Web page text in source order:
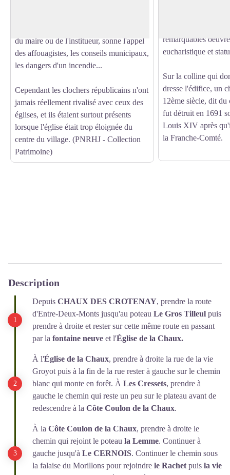
du maire ou de l'institueur, sonne l'appel
des affouagistes, les conseils municipaux,
les dangers d'un incendie...
Cependant les clochers républicains n'ont
jamais réellement rivalisé avec ceux des
églises, et ils étaient surtout présents
lorsque l'église était trop éloignée du
centre du village. (PNRHJ - Collection
Patrimoine)
remarquables
eucharistique et
Sur la colline qui
dresse l'édifice, un
12ème siècle, dit du
fut détruit en 1691
Louis XIV après
la Franche-Comté.
Description
Depuis CHAUX DES CROTENAY, prendre la route
d'Entre-Deux-Monts jusqu'au poteau Le Gros Tilleul puis
prendre à droite et rester sur cette même route en passant
par la fontaine neuve et l'Église de la Chaux.
À l'Église de la Chaux, prendre à droite la rue de la vie
Groyot puis à la fin de la rue rester à gauche sur le chemin
blanc qui monte en forêt. À Les Cressets, prendre à
gauche le chemin qui reste un peu sur le plateau avant de
redescendre à la Côte Coulon de la Chaux.
À la Côte Coulon de la Chaux, prendre à droite le
chemin qui rejoint le poteau la Lemme. Continuer à
gauche jusqu'à Le CERNOIS. Continuer le chemin sous
la falaise du Morillons pour rejoindre le Rachet puis la vie